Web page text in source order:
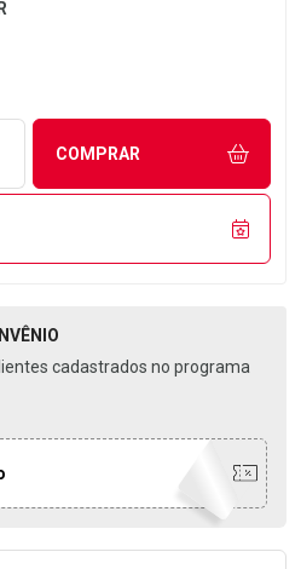
UMA UNIDADE
COMPRAR
cadastrados no programa